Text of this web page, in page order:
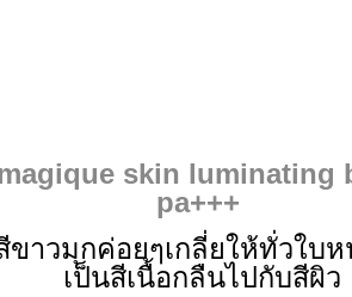
skin luminating
pa+++
ขาวมุกค่อยๆเกลี่ยให้ทั่วใบห
เป็นสีเนื้อกลืนไปกับสีผิว